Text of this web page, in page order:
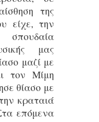
της
είχε, την
μας
μαζί με
τον Μίμη
θίασο με
κραταιά
επόμενα